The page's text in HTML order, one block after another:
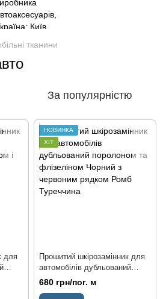
тканини
За популярністю
для
Ромб
НОВИНКА
ХІТ
Прошитий шкірозамінник для
автомобілів дубльований
поролоном та флізеліном
Чорний з червоним рядком
680 грн/пог. м